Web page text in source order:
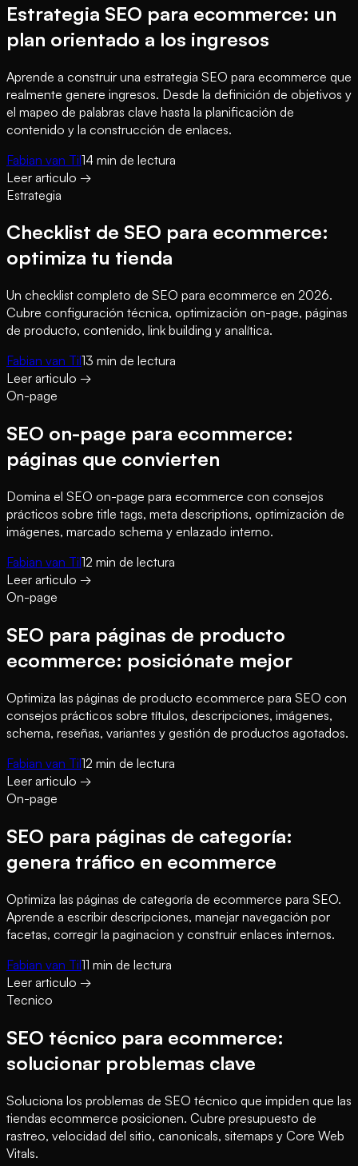
Estrategia SEO para ecommerce: un
plan orientado a los ingresos
Aprende a construir una estrategia SEO para ecommerce que
realmente genere ingresos. Desde la definición de objetivos y
el mapeo de palabras clave hasta la planificación de
contenido y la construcción de enlaces.
Fabian van Til14 min de lectura
Leer articulo →
Estrategia
Checklist de SEO para ecommerce:
optimiza tu tienda
Un checklist completo de SEO para ecommerce en 2026.
Cubre configuración técnica, optimización on-page, páginas
de producto, contenido, link building y analítica.
Fabian van Til13 min de lectura
Leer articulo →
On-page
SEO on-page para ecommerce:
páginas que convierten
Domina el SEO on-page para ecommerce con consejos
prácticos sobre title tags, meta descriptions, optimización de
imágenes, marcado schema y enlazado interno.
Fabian van Til12 min de lectura
Leer articulo →
On-page
SEO para páginas de producto
ecommerce: posiciónate mejor
Optimiza las páginas de producto ecommerce para SEO con
consejos prácticos sobre títulos, descripciones, imágenes,
schema, reseñas, variantes y gestión de productos agotados.
Fabian van Til12 min de lectura
Leer articulo →
On-page
SEO para páginas de categoría:
genera tráfico en ecommerce
Optimiza las páginas de categoría de ecommerce para SEO.
Aprende a escribir descripciones, manejar navegación por
facetas, corregir la paginacion y construir enlaces internos.
Fabian van Til11 min de lectura
Leer articulo →
Tecnico
SEO técnico para ecommerce:
solucionar problemas clave
Soluciona los problemas de SEO técnico que impiden que las
tiendas ecommerce posicionen. Cubre presupuesto de
rastreo, velocidad del sitio, canonicals, sitemaps y Core Web
Vitals.